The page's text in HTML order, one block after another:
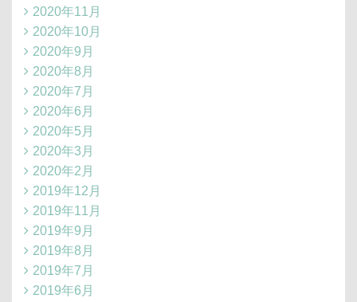
2020年11月
2020年10月
2020年9月
2020年8月
2020年7月
2020年6月
2020年5月
2020年3月
2020年2月
2019年12月
2019年11月
2019年9月
2019年8月
2019年7月
2019年6月